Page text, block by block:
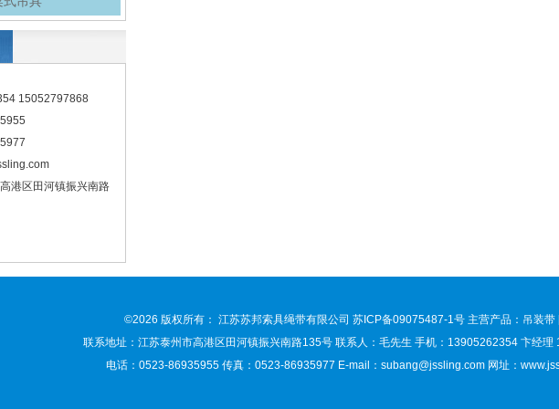
15052797868
港区田河镇振兴南路
©2026 版权所有： 江苏苏邦索具绳带有限公司 苏ICP备09075487-1号主营产品：吊装带
联系地址：江苏泰州市高港区田河镇振兴南路135号 联系人：毛先生 手机：13905262354 卞经理
电话：0523-86935955 传真：0523-86935977 E-mail： subang@jssling.com 网址：